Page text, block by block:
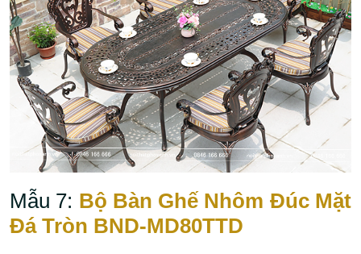
Mẫu 7: Bộ Bàn Ghế Nhôm Đúc Mặt
Đá Tròn BND-MD80TTD